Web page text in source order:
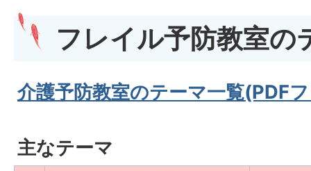
フレイル予防教室の
介護予防教室のテーマ一覧(PDF
主なテーマ